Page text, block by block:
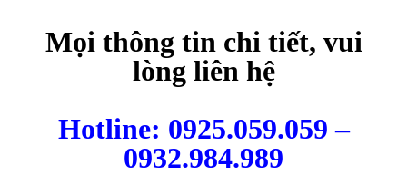
Mọi thông tin chi tiết, vui
lòng liên hệ
Hotline: 0925.059.059 –
0932.984.989